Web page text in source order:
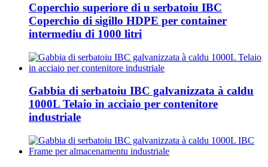
Coperchio superiore di u serbatoiu IBC
Coperchio di sigillo HDPE per container
intermediu di 1000 litri
Gabbia di serbatoiu IBC galvanizzata à caldu
1000L Telaio in acciaio per contenitore
industriale